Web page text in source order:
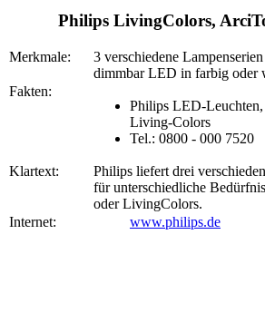
Philips LivingColors,
Merkmale:
3 verschiedene
dimmbar LED in farbig oder
Fakten:
Philips LED-
Living-Colors
Tel.: 0800 - 000 7520
Klartext:
Philips liefert drei
für unterschiedliche
oder LivingColors.
Internet:
www.philips.de